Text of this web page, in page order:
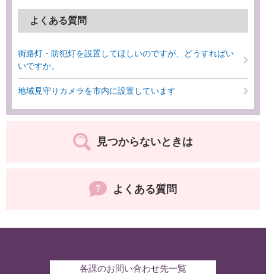
よくある質問
街路灯・防犯灯を設置してほしいのですが、どうすればい
いですか。
地域見守りカメラを市内に設置しています
見つからないときは
よくある質問
各課のお問い合わせ先一覧